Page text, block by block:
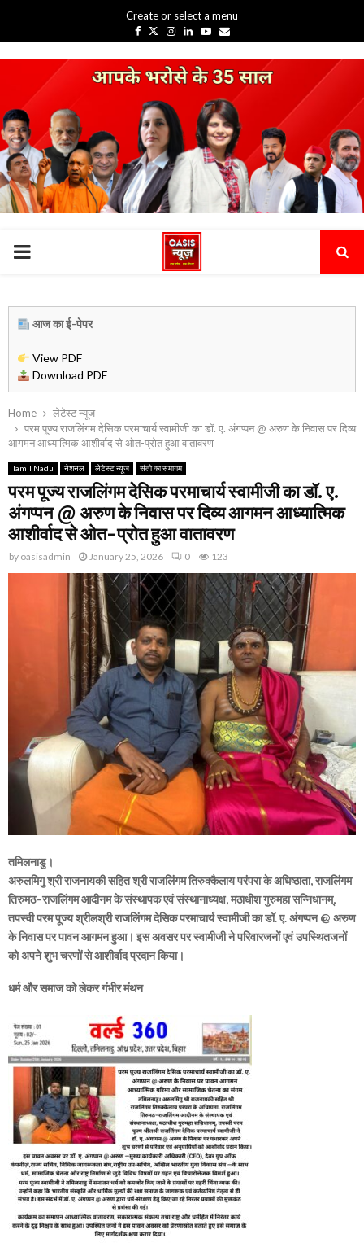
Create or select a menu
Facebook
TwitterInstagram
Linkedin
Youtube
Email
PRIMARY
Home
लेटेस्ट न्यूज
परम पूज्य राजलिंगम देसिक परमाचार्य स्वामीजी का डॉ. ए. अंगप्पन @ अरुण के निवास पर दिव्य
आगमन आध्यात्मिक आशीर्वाद से ओत-प्रोत हुआ वातावरण
Tamil Nadu नेशनल लेटेस्ट न्यूज संतो का समागम
परम पूज्य राजलिंगम देसिक परमाचार्य स्वामीजी का डॉ. ए.
अंगप्पन @ अरुण के निवास पर दिव्य आगमन आध्यात्मिक
आशीर्वाद से ओत-प्रोत हुआ वातावरण
by oasisadmin January 25, 2026 0 123
तमिलनाडु।
अरुलमिगु श्री राजनायकी सहित श्री राजलिंगम तिरुक्कैलाय परंपरा के अधिष्ठाता, राजलिंगम
तिरुमठ–राजलिंगम आदीनम के संस्थापक एवं संस्थानाध्यक्ष, मठाधीश गुरुमहा सन्निधानम्,
तपस्वी परम पूज्य श्रीलश्री राजलिंगम देसिक परमाचार्य स्वामीजी का डॉ. ए. अंगप्पन @ अरुण
के निवास पर पावन आगमन हुआ। इस अवसर पर स्वामीजी ने परिवारजनों एवं उपस्थितजनों
को अपने शुभ चरणों से आशीर्वाद प्रदान किया।
धर्म और समाज को लेकर गंभीर मंथन
आज का ई-पेपर
View PDF
Download PDF